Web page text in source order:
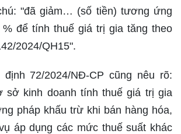
"đã giảm… (số tiền) tương ứng
để tính thuế giá trị gia tăng theo
2024/QH15".
định 72/2024/NĐ-CP cũng nêu rõ:
sở kinh doanh tính thuế giá trị gia
pháp khấu trừ khi bán hàng hóa,
áp dụng các mức thuế suất khác